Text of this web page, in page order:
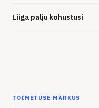
Liiga palju kohustusi
TOIMETUSE MÄRKUS